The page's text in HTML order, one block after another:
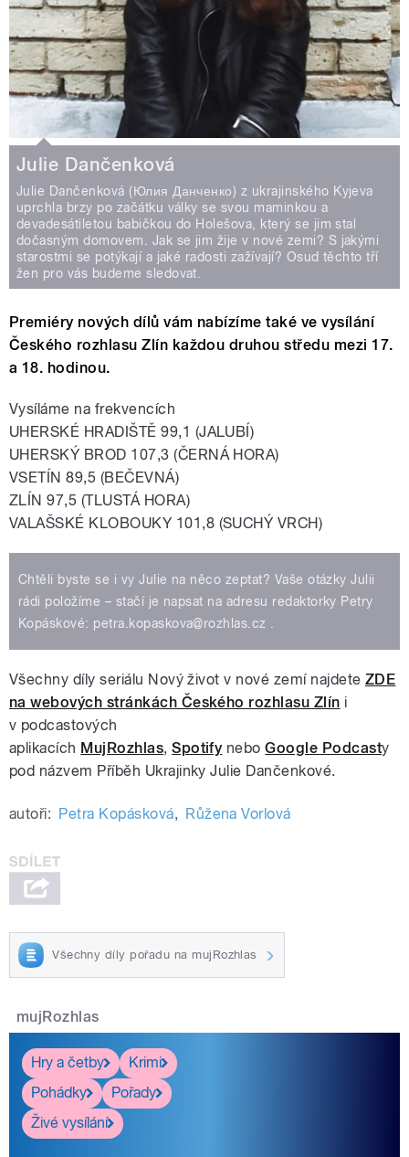
Julie Dančenková
Julie Dančenková (Юлия Данченко) z ukrajinského Kyjeva
uprchla brzy po začátku války se svou maminkou a
devadesátiletou babičkou do Holešova, který se jim stal
dočasným domovem. Jak se jim žije v nové zemi? S jakými
starostmi se potýkají a jaké radosti zažívají? Osud těchto tří
žen pro vás budeme sledovat.
Premiéry nových dílů vám nabízíme také ve vysílání
Českého rozhlasu Zlín každou druhou středu mezi 17.
a 18. hodinou.
Vysíláme na frekvencích
UHERSKÉ HRADIŠTĚ 99,1 (JALUBÍ)
UHERSKÝ BROD 107,3 (ČERNÁ HORA)
VSETÍN 89,5 (BEČEVNÁ)
ZLÍN 97,5 (TLUSTÁ HORA)
VALAŠSKÉ KLOBOUKY 101,8 (SUCHÝ VRCH)
Chtěli byste se i vy Julie na něco zeptat? Vaše otázky Julii
rádi položíme – stačí je napsat na adresu redaktorky Petry
Kopáskové: petra.kopaskova@rozhlas.cz .
Všechny díly seriálu Nový život v nové zemí najdete ZDE
na webových stránkách Českého rozhlasu Zlín i
v podcastových
aplikacích MujRozhlas,Spotify neboGoogle Podcasty
pod názvem Příběh Ukrajinky Julie Dančenkové.
autoři: Petra Kopásková, Růžena Vorlová
Všechny díly pořadu na mujRozhlas
mujRozhlas
Hry a četby
Krimi
Pohádky
Pořady
Živé vysílání